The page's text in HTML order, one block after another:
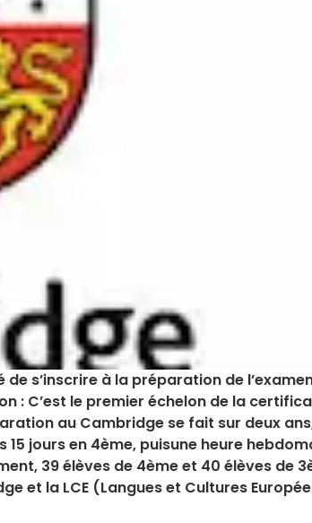
s’inscrire à la préparation de
: C’est le premier échelon de la
au Cambridge se fait sur deux
15 jours en 4ème, puisune heure
39 élèves de 4ème et 40 élèves de
et la LCE (Langues et Cultures